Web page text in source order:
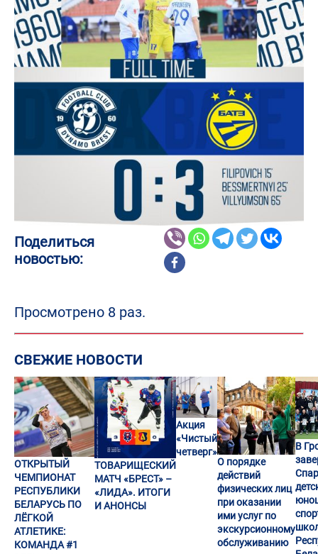
Поделиться
новостью:
Просмотрено 8 раз.
СВЕЖИЕ НОВОСТИ
ОТКРЫТЫЙ
ЧЕМПИОНАТ
РЕСПУБЛИКИ
БЕЛАРУСЬ ПО
ЛЁГКОЙ
АТЛЕТИКЕ:
КОМАНДА #1
ТОВАРИЩЕСКИЙ
МАТЧ «БРЕСТ» –
«ЛИДА». ИТОГИ
И АНОНСЫ
Акция
«Чистый
четверг»
О порядке
действий
физических лиц
при оказании
ими услуг по
экскурсионному
обслуживанию
В